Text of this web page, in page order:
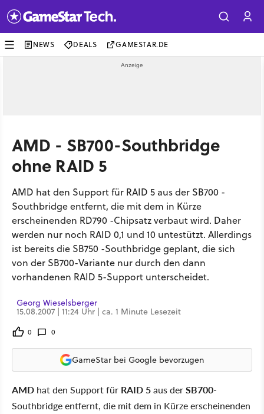
NEWS DEALS GAMESTAR.DE
AMD - SB700-Southbridge
ohne RAID 5
AMD hat den Support für RAID 5 aus der SB700 -
Southbridge entfernt, die mit dem in Kürze
erscheinenden RD790 -Chipsatz verbaut wird. Daher
werden nur noch RAID 0,1 und 10 untestützt. Allerdings
ist bereits die SB750 -Southbridge geplant, die sich
von der SB700-Variante nur durch den dann
vorhandenen RAID 5-Support unterscheidet.
Georg Wieselsberger
15.08.2007 | 11:24 Uhr | ca. 1 Minute Lesezeit
0 0
GameStar bei Google bevorzugen
AMD hat den Support für RAID 5aus derSB700-
Southbridge entfernt, die mit dem in Kürze erscheinenden